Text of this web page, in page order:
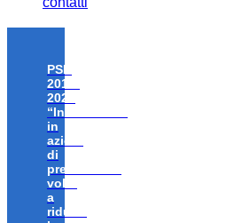
PSR
2014-
2020
“Investimenti
in
azioni
di
prevenzione
volte
a
ridurre